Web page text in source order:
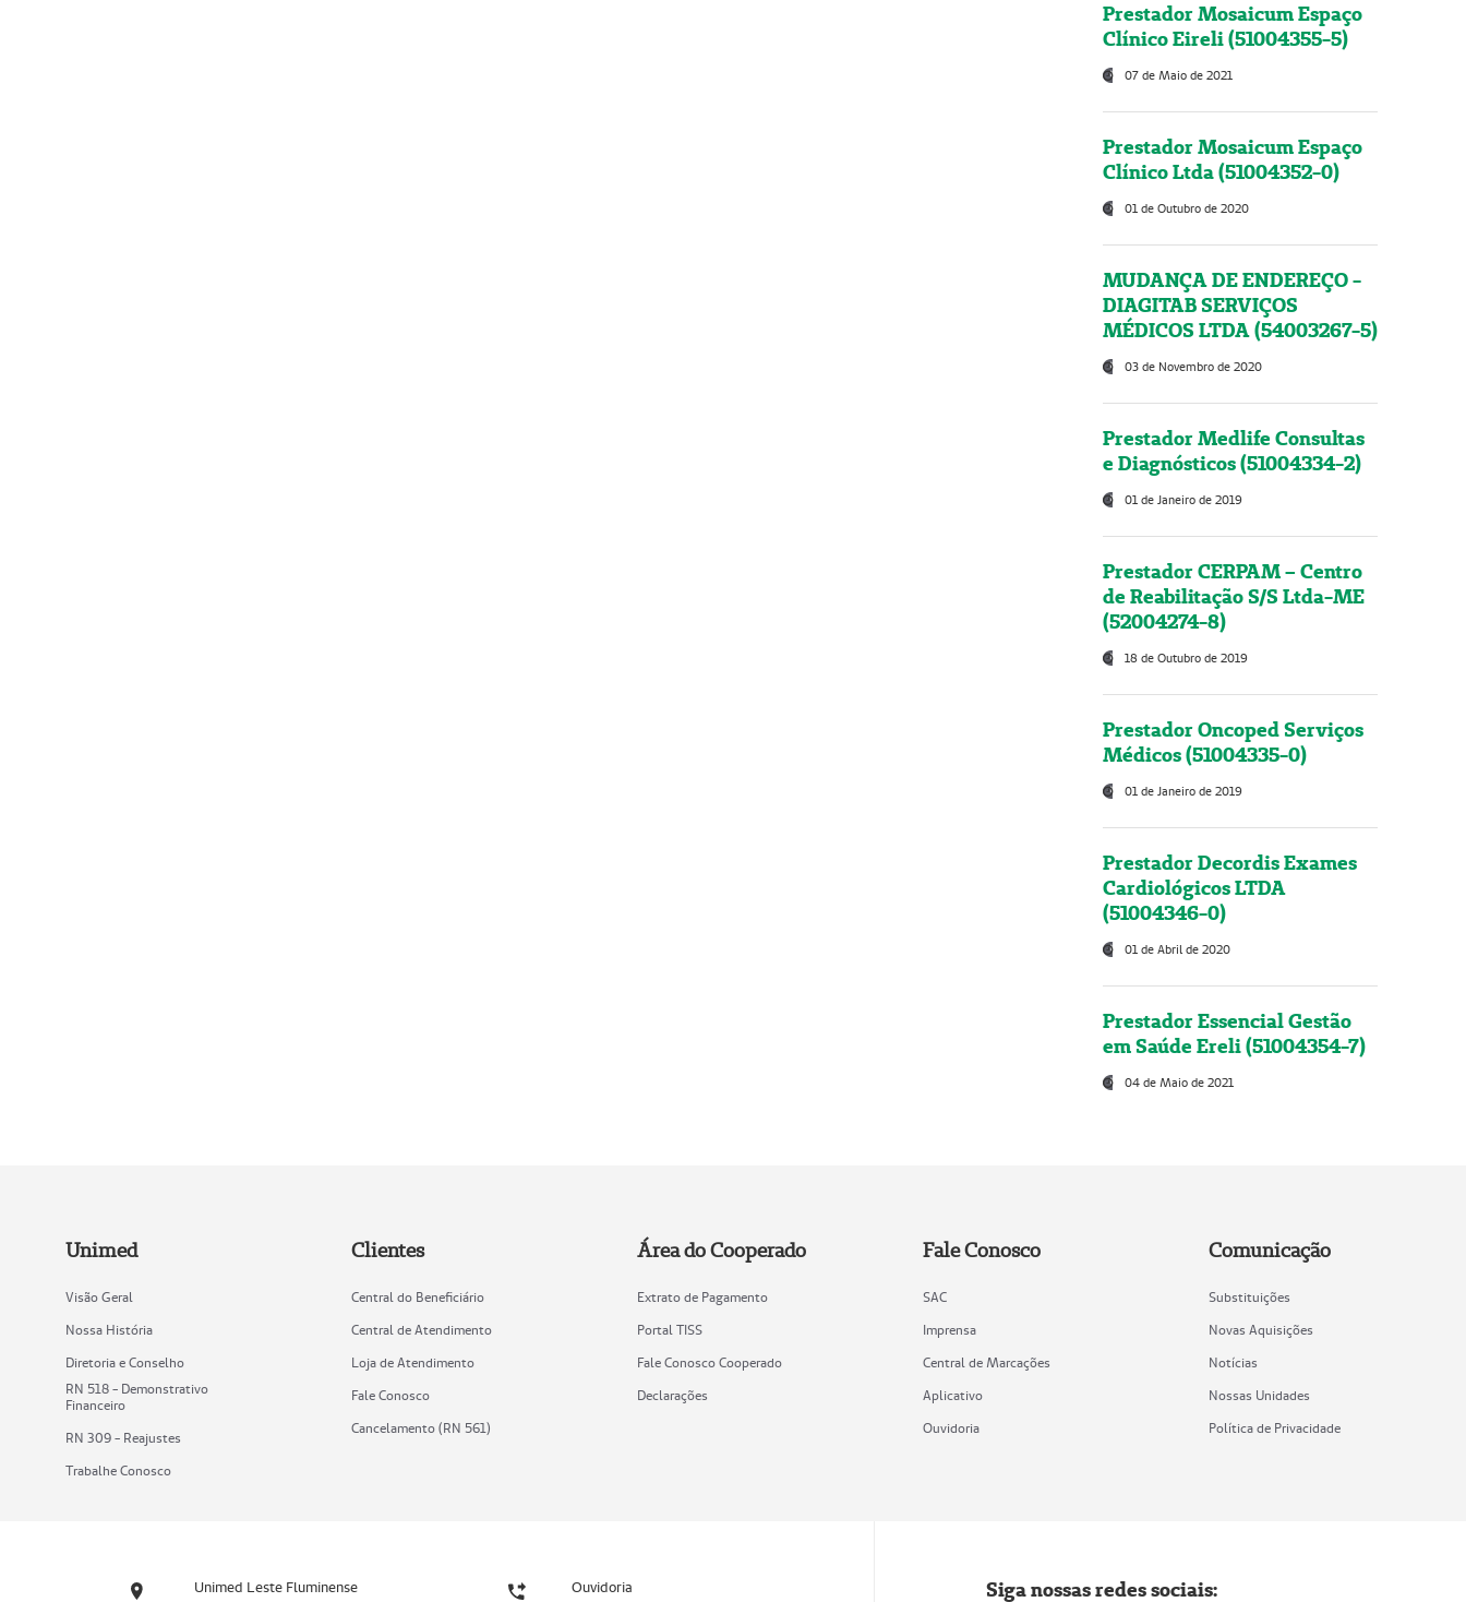
Prestador Mosaicum Espaço
Clínico Eireli (51004355-5)
07 de Maio de 2021
Prestador Mosaicum Espaço
Clínico Ltda (51004352-0)
01 de Outubro de 2020
MUDANÇA DE ENDEREÇO -
DIAGITAB SERVIÇOS
MÉDICOS LTDA (54003267-5)
03 de Novembro de 2020
Prestador Medlife Consultas
e Diagnósticos (51004334-2)
01 de Janeiro de 2019
Prestador CERPAM – Centro
de Reabilitação S/S Ltda-ME
(52004274-8)
18 de Outubro de 2019
Prestador Oncoped Serviços
Médicos (51004335-0)
01 de Janeiro de 2019
Prestador Decordis Exames
Cardiológicos LTDA
(51004346-0)
01 de Abril de 2020
Prestador Essencial Gestão
em Saúde Ereli (51004354-7)
04 de Maio de 2021
Unimed
Visão Geral
Nossa História
Diretoria e Conselho
RN 518 - Demonstrativo
Financeiro
RN 309 - Reajustes
Trabalhe Conosco
Clientes
Central do Beneficiário
Central de Atendimento
Loja de Atendimento
Fale Conosco
Cancelamento (RN 561)
Área do Cooperado
Extrato de Pagamento
Portal TISS
Fale Conosco Cooperado
Declarações
Fale Conosco
SAC
Imprensa
Central de Marcações
Aplicativo
Ouvidoria
Comunicação
Substituições
Novas Aquisições
Notícias
Nossas Unidades
Política de Privacidade
Unimed Leste Fluminense Ouvidoria Siga nossas redes sociais: